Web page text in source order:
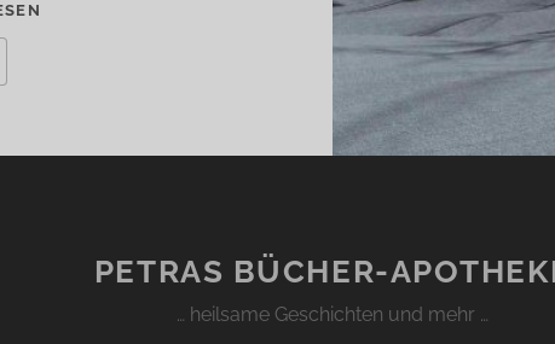
(HARALD
PETRAS BÜCHER-
… heilsame Geschichten und mehr …